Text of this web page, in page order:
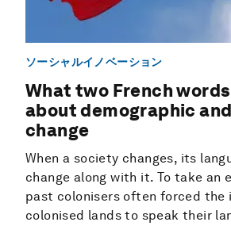
ソーシャルイノベーション
What two French
about demographic
change
When a society changes, its
change along with it. To take an
past colonisers often forced the
colonised lands to speak their